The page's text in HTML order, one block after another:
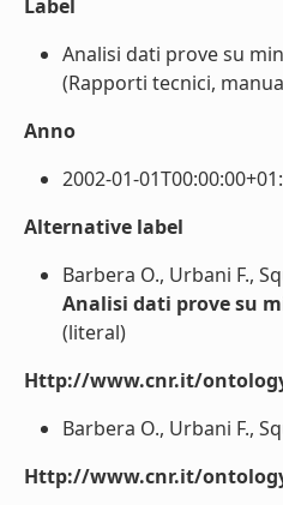
Label
Analisi dati prove su
(Rapporti tecnici,
Anno
2002-01-
Alternative label
Barbera O., Urbani F.,
Analisi dati prove su
(literal)
Http://www.cnr.it/
Barbera O., Urbani F.,
Http://www.cnr.it/